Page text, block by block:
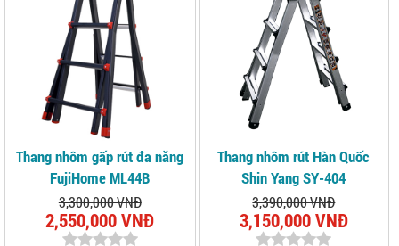
Thang nhôm gấp rút đa năng
FujiHome ML44B
3,300,000 VNĐ
2,550,000 VNĐ
Thang nhôm rút Hàn Quốc
Shin Yang SY-404
3,390,000 VNĐ
3,150,000 VNĐ